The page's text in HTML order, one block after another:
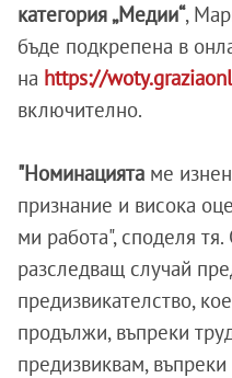
категория „Медии“,
бъде подкрепена в
на https://
включително.
"Номинацията ме
признание и висока
ми работа", споделя
разследващ случай
предизвикателство,
продължи, въпреки
предизвиквам, въпреки